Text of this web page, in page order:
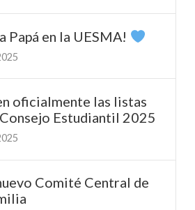
Papá en la UESMA!
oficialmente las listas
Estudiantil 2025
Comité Central de